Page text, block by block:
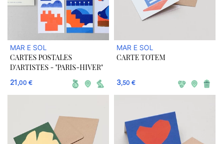
MAR E SOL
CARTES POSTALES
D'ARTISTES - "PARIS-HIVER"
21,00 €
MAR E SOL
CARTE TOTEM
3,50 €